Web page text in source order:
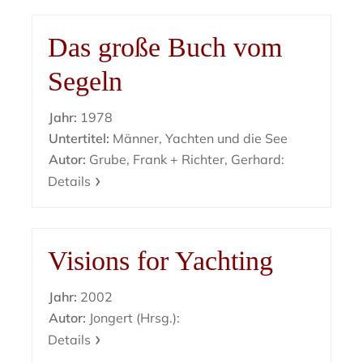
Das große Buch vom
Segeln
Jahr: 1978
Untertitel: Männer, Yachten und die See
Autor: Grube, Frank + Richter, Gerhard:
Details
Visions for Yachting
Jahr: 2002
Autor: Jongert (Hrsg.):
Details